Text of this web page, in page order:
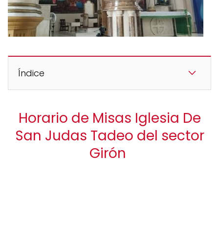
Índice
Horario de Misas Iglesia De
San Judas Tadeo del sector
Girón